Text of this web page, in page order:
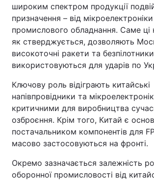
широким спектром продукції
призначення – від
промислового обладнання. Саме ці
як стверджується, дозволяють
високоточні ракети та
використовуються для ударів по
Ключову роль відіграють китайські
напівпровідники та
критичними для виробництва
озброєння. Крім того, Китай є
постачальником компонентів для
масово застосовуються на фронті.
Окремо зазначається залежність
оборонної промисловості від